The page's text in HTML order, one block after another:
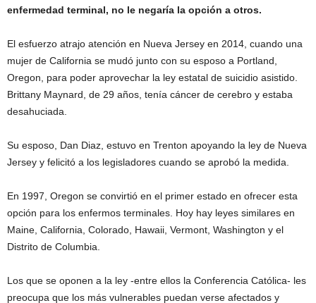
enfermedad terminal, no le negaría la opción a otros.
El esfuerzo atrajo atención en Nueva Jersey en 2014, cuando una
mujer de California se mudó junto con su esposo a Portland,
Oregon, para poder aprovechar la ley estatal de suicidio asistido.
Brittany Maynard, de 29 años, tenía cáncer de cerebro y estaba
desahuciada.
Su esposo, Dan Diaz, estuvo en Trenton apoyando la ley de Nueva
Jersey y felicitó a los legisladores cuando se aprobó la medida.
En 1997, Oregon se convirtió en el primer estado en ofrecer esta
opción para los enfermos terminales. Hoy hay leyes similares en
Maine, California, Colorado, Hawaii, Vermont, Washington y el
Distrito de Columbia.
Los que se oponen a la ley -entre ellos la Conferencia Católica- les
preocupa que los más vulnerables puedan verse afectados y